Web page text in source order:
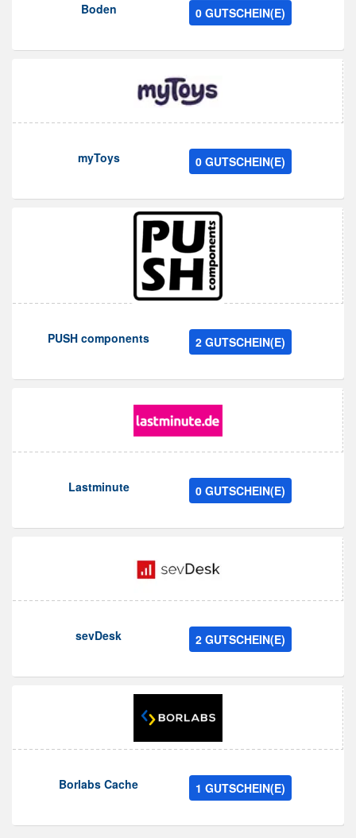
Boden 0 GUTSCHEIN(E)
myToys 0 GUTSCHEIN(E)
PUSH components 2 GUTSCHEIN(E)
Lastminute 0 GUTSCHEIN(E)
sevDesk 2 GUTSCHEIN(E)
Borlabs Cache 1 GUTSCHEIN(E)